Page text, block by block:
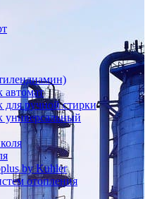
ручной стирки
by Kuhler
отопления